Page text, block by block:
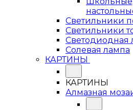
Светильники
Светильники
Светодиодная
Солевая лампа
КАРТИНЫ
КАРТИНЫ
Алмазная